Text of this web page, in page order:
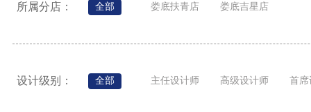
所属分店： 全部 娄底扶青店 娄底吉星店
设计级别： 全部 主任设计师 高级设计师 首席